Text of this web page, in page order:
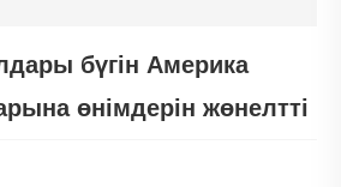
бүгін Америка
өнімдерін жөнелтті